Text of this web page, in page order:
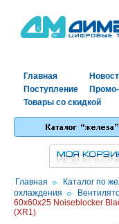
Главная
Поступление
Товары со скидкой
Главная / Каталог по
охлаждения /
60x60x25 Noiseblocker
(XR1)